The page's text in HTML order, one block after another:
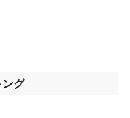
グ